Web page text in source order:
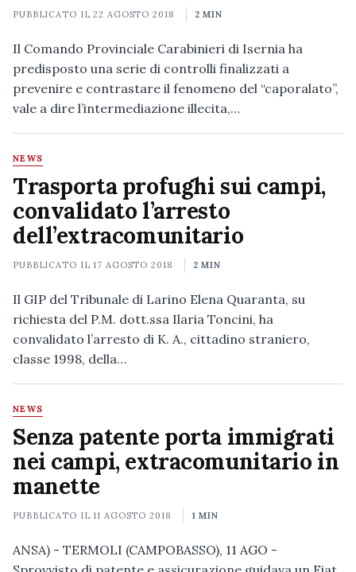
PUBBLICATO IL22 AGOSTO 2018 2 MIN
Il Comando Provinciale Carabinieri di Isernia ha
predisposto una serie di controlli finalizzati a
prevenire e contrastare il fenomeno del “caporalato”,
vale a dire l’intermediazione illecita,…
NEWS
Trasporta profughi sui campi,
convalidato l’arresto
dell’extracomunitario
PUBBLICATO IL17 AGOSTO 2018 2 MIN
Il GIP del Tribunale di Larino Elena Quaranta, su
richiesta del P.M. dott.ssa Ilaria Toncini, ha
convalidato l’arresto di K. A., cittadino straniero,
classe 1998, della…
NEWS
Senza patente porta immigrati
nei campi, extracomunitario in
manette
PUBBLICATO IL11 AGOSTO 2018 1 MIN
ANSA) - TERMOLI (CAMPOBASSO), 11 AGO -